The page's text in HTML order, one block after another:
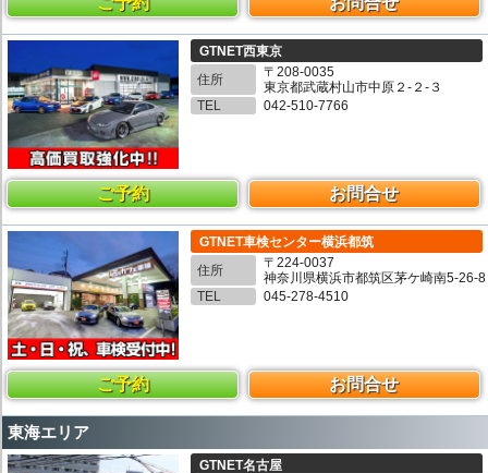
GTNET西東京
住所
〒208-0035
東京都武蔵村山市中原２-２-３
TEL
042-510-7766
ご予約 お問合せ
GTNET車検センター横浜都筑
住所
〒224-0037
神奈川県横浜市都筑区茅ケ崎南5-26-8
TEL
045-278-4510
ご予約 お問合せ
東海エリア
GTNET名古屋